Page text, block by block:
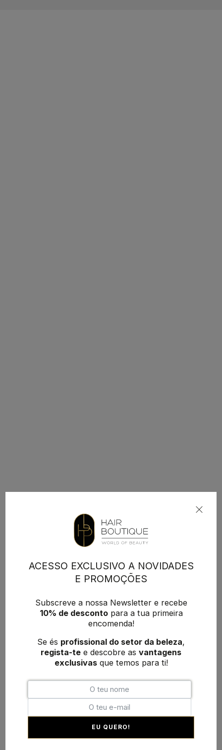
ACESSO EXCLUSIVO A NOVIDADES
E PROMOÇÕES
Subscreve a nossa Newsletter e recebe
10% de descontopara a tua primeira
encomenda!
Se és profissional do setor da beleza,
regista-te e descobre as vantagens
exclusivasque temos para ti!
EU QUERO!